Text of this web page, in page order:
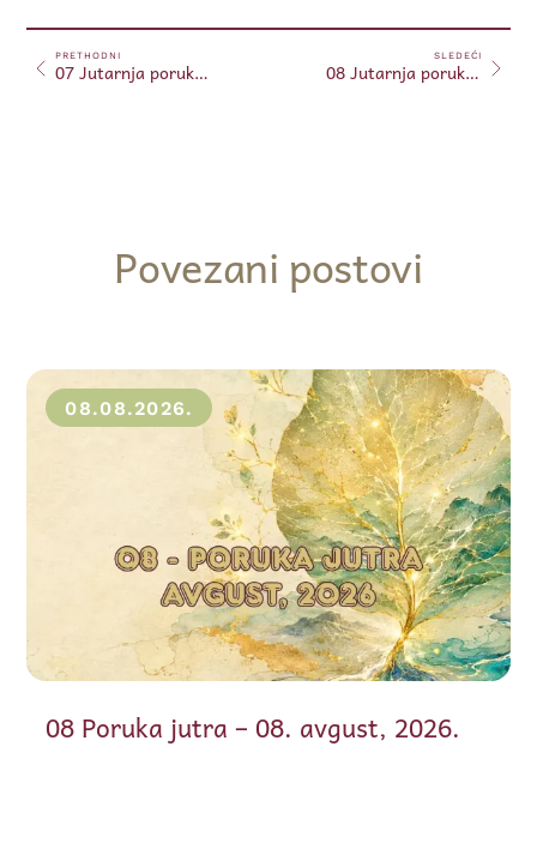
PRETHODNI
07 Jutarnja poruka 07.01.2024. (Free)
SLEDEĆI
08 Jutarnja poruka 08.01.2024. (Free)
Povezani postovi
08.08.2026.
08 Poruka jutra – 08. avgust, 2026.